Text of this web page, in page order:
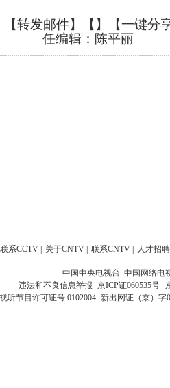
【转发邮件】【 】
【一键分
任编辑：陈平丽
联系CCTV | 关于CNTV | 联系CNTV | 人才招聘
中国中央电视台 中国网络电
违法和不良信息举报 京ICP证060535号
听节目许可证号 0102004 新出网证（京）